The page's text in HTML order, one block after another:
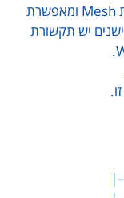
מערכת זו משתמשת בטכנולוגיה של רשתות Mesh ומאפשרת
יש תקשורת